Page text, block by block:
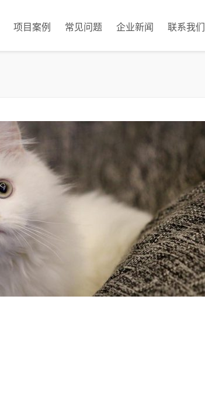
项目案例 常见问题 企业新闻 联系我们